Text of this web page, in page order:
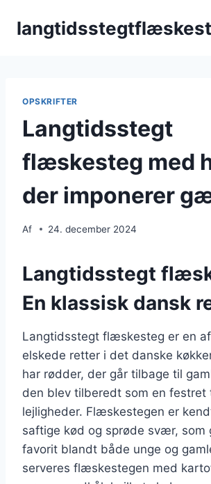
OPSKRIFTER
Langtidsstegt
flæskesteg med
der imponerer
Af 24. december 2024
Langtidsstegt
En klassisk dansk
Langtidsstegt flæskesteg er en
elskede retter i det danske
har rødder, der går tilbage til
den blev tilberedt som en
lejligheder. Flæskestegen er
saftige kød og sprøde svær, som
favorit blandt både unge og
serveres flæskestegen med